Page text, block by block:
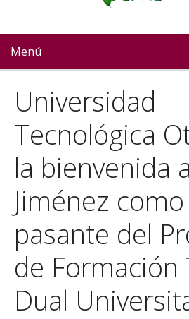
Menú
Universidad
Tecnológica
la bienvenida
Jiménez
pasante del
de Formación
Dual